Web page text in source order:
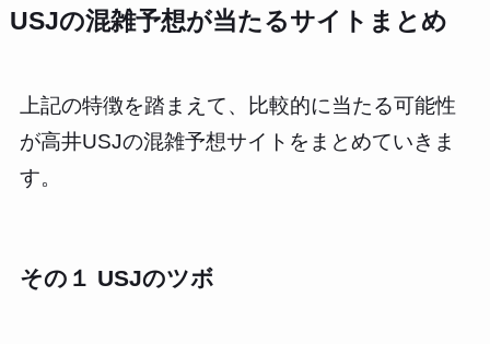
USJの混雑予想が当たるサイトまとめ
上記の特徴を踏まえて、比較的に当たる可能性
が高井USJの混雑予想サイトをまとめていきま
す。
その１ USJのツボ